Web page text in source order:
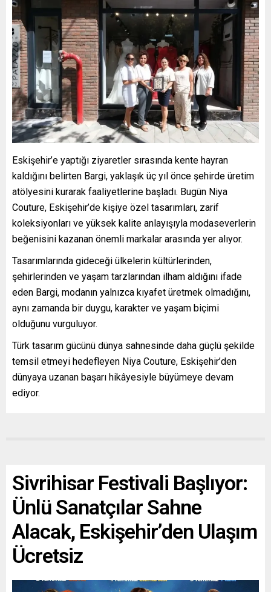
Eskişehir’e yaptığı ziyaretler sırasında kente hayran
kaldığını belirten Bargi, yaklaşık üç yıl önce şehirde üretim
atölyesini kurarak faaliyetlerine başladı. Bugün Niya
Couture, Eskişehir’de kişiye özel tasarımları, zarif
koleksiyonları ve yüksek kalite anlayışıyla modaseverlerin
beğenisini kazanan önemli markalar arasında yer alıyor.
Tasarımlarında gideceği ülkelerin kültürlerinden,
şehirlerinden ve yaşam tarzlarından ilham aldığını ifade
eden Bargi, modanın yalnızca kıyafet üretmek olmadığını,
aynı zamanda bir duygu, karakter ve yaşam biçimi
olduğunu vurguluyor.
Türk tasarım gücünü dünya sahnesinde daha güçlü şekilde
temsil etmeyi hedefleyen Niya Couture, Eskişehir’den
dünyaya uzanan başarı hikâyesiyle büyümeye devam
ediyor.
Sivrihisar Festivali Başlıyor:
Ünlü Sanatçılar Sahne
Alacak, Eskişehir’den Ulaşım
Ücretsiz